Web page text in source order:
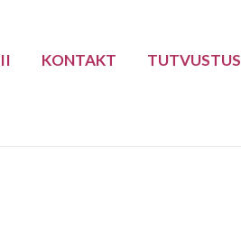
KONTAKT TUTVUSTUS